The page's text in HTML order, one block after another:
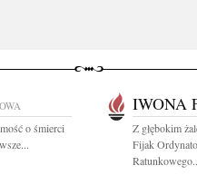
o śmierci
IWONA
Z głębokim
Fijak